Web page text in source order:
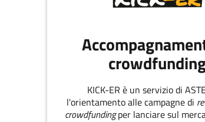
KICK-ER è un servizio di
l'orientamento alle campagne di
crowdfundingper lanciare sul